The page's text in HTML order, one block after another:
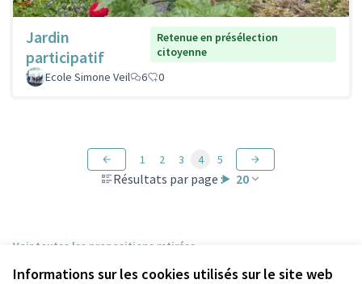
Informations sur les cookies utilisés sur le site web
Jardin
participatif
Retenue en présélection
citoyenne
Ecole Simone Veil
6 0
Résultats par page : 20
1 2 3 4 5
Voir toutes les propositions retirées